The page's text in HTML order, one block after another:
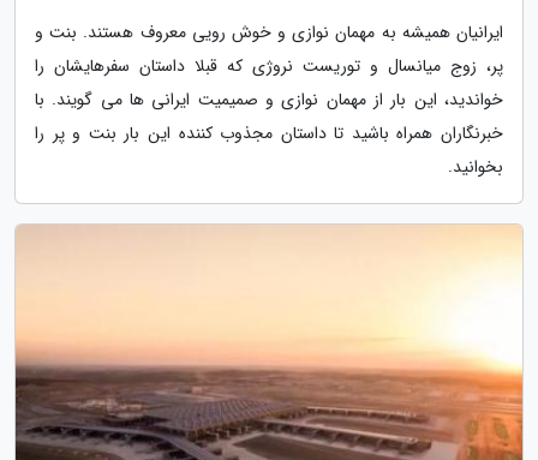
ایرانیان همیشه به مهمان نوازی و خوش رویی معروف هستند. بنت و
پر، زوج میانسال و توریست نروژی که قبلا داستان سفرهایشان را
خواندید، این بار از مهمان نوازی و صمیمیت ایرانی ها می گویند. با
خبرنگاران همراه باشید تا داستان مجذوب کننده این بار بنت و پر را
بخوانید.